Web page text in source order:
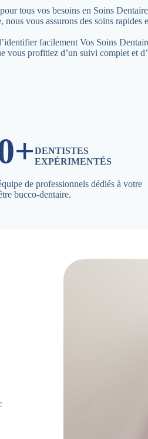
tous vos besoins en Soins
nous vous assurons des soins rapides
facilement Vos Soins
vous profitiez d’un suivi complet et
DENTISTES
EXPÉRIMENTÉS
de professionnels dédiés à votre
bucco-dentaire.